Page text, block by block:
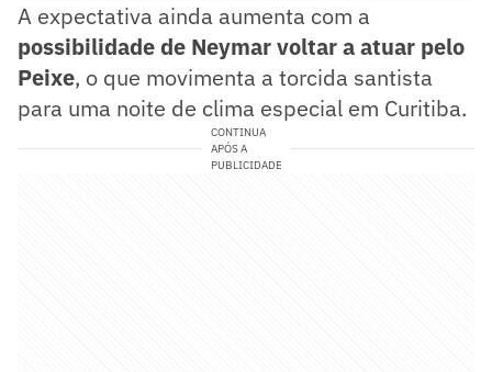
A expectativa ainda aumenta com a
possibilidade de Neymar voltar a atuar pelo
Peixe, o que movimenta a torcida santista
para uma noite de clima especial em Curitiba.
CONTINUA
APÓS A
PUBLICIDADE